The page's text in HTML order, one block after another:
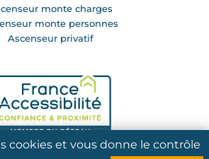
monte charges
monte personnes
Ascenseur privatif
cookies et vous donne le contrôle